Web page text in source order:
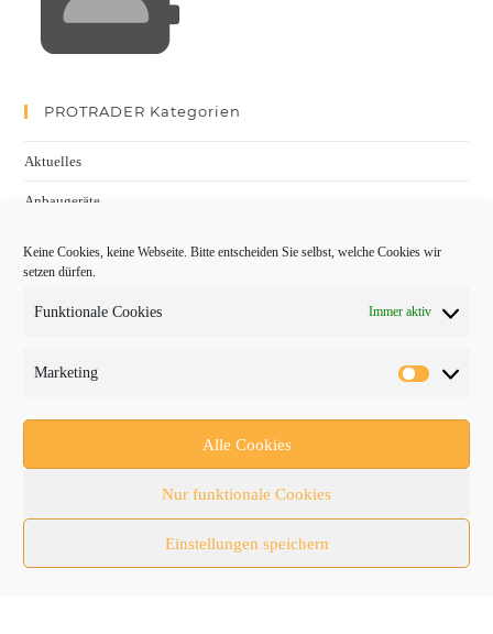
Keine Cookies, keine Webseite. Bitte entscheiden Sie selbst, welche Cookies wir
setzen dürfen.
Funktionale Cookies Immer aktiv
Marketing
Alle Cookies
Nur funktionale Cookies
Einstellungen speichern
PROTRADER Kategorien
Aktuelles
Anbaugeräte
Baumaschinen
Fachmessen
Nutzfahrzeuge
RATL 2025 | RecyclingAKTIV & TiefbauLIVE